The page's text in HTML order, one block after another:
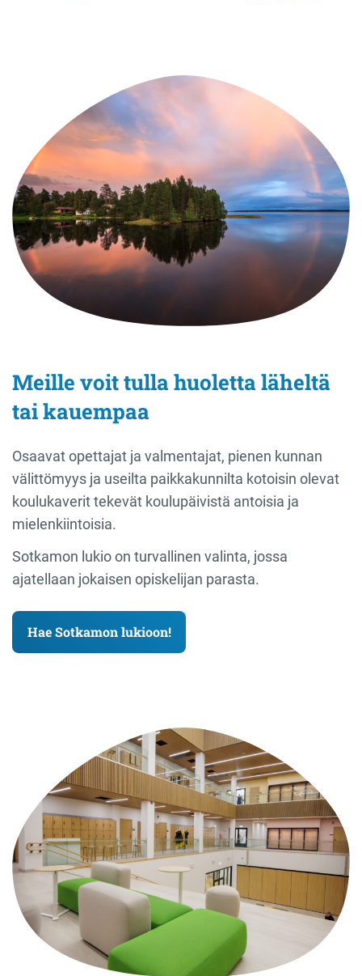
Meille voit tulla huoletta läheltä
tai kauempaa
Osaavat opettajat ja valmentajat, pienen kunnan
välittömyys ja useilta paikkakunnilta kotoisin olevat
koulukaverit tekevät koulupäivistä antoisia ja
mielenkiintoisia.
Sotkamon lukio on turvallinen valinta, jossa
ajatellaan jokaisen opiskelijan parasta.
Hae Sotkamon lukioon!